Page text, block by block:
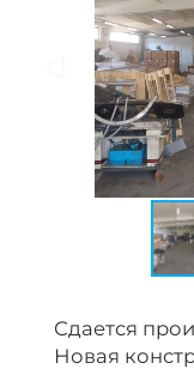
Сдается
Новая